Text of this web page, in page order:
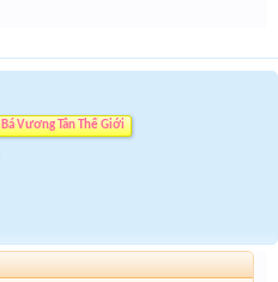
Bá Vương Tân Thế Giới